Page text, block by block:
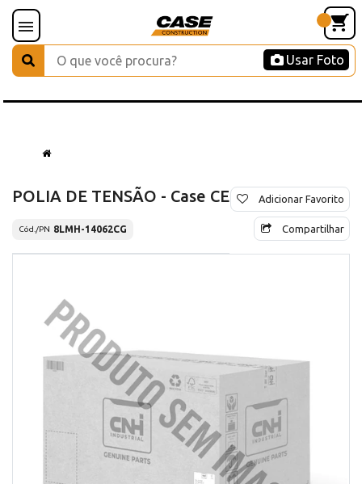
Usar Foto
POLIA DE TENSÃO - Case CE
Cód./PN 8LMH-14062CG
Adicionar Favorito
Compartilhar